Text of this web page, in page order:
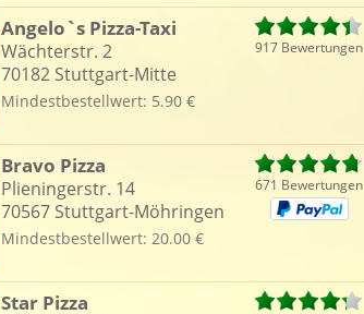
sofort
für
Angelo`s Pizza-Taxi
Wächterstr. 2
70182 Stuttgart-Mitte
Mindestbestellwert: 5.90 €
917 Bewertungen
Bravo Pizza
Plieningerstr. 14
70567 Stuttgart-Möhringen
Mindestbestellwert: 20.00 €
671 Bewertungen
Star Pizza